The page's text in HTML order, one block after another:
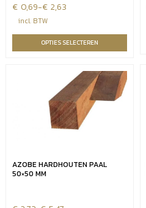
€ 0,69-€ 2,63
Prijsklasse:
€0,69
tot
incl. BTW
OPTIES SELECTEREN
AZOBE HARDHOUTEN PAAL
50×50 MM